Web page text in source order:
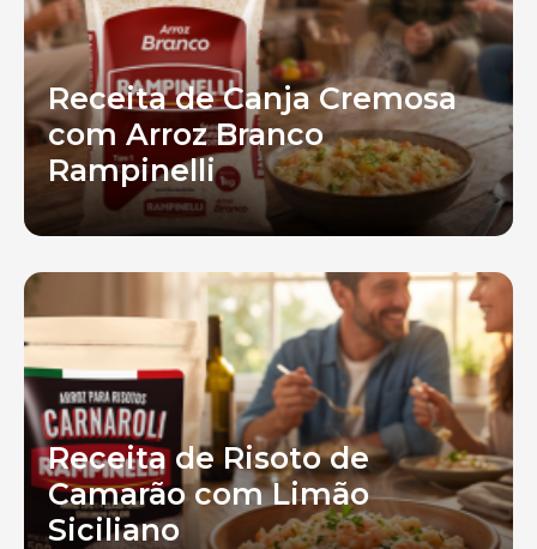
Receita de Canja Cremosa
com Arroz Branco
Rampinelli
Receita de Risoto de
Camarão com Limão
Siciliano